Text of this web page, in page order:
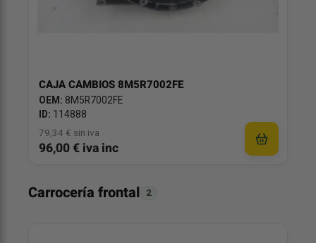
CAJA CAMBIOS 8M5R7002FE
OEM: 8M5R7002FE
ID: 114888
79,34 € sin iva
96,00 € iva inc
Carrocería frontal 2